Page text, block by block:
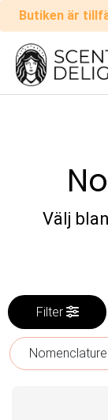
Butiken är
Alla
parfymer
Kundvagn
Profil
Välj
Filter
Nomenclature